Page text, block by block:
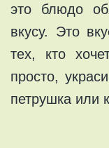
это блюдо
вкусу. Это
тех, кто
просто,
петрушка или